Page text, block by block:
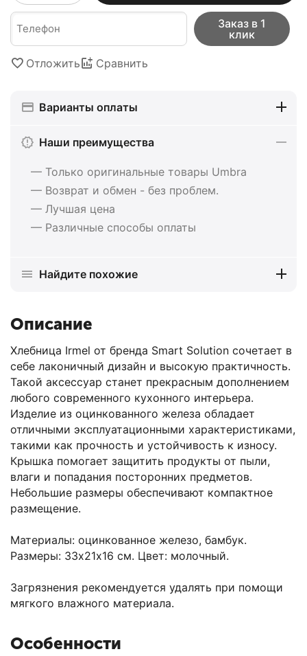
Заказ в 1
клик
Отложить Сравнить
Варианты оплаты
Наши преимущества
— Только оригинальные товары Umbra
— Возврат и обмен - без проблем.
— Лучшая цена
— Различные способы оплаты
Найдите похожие
Описание
Хлебница Irmel от бренда Smart Solution сочетает в
себе лаконичный дизайн и высокую практичность.
Такой аксессуар станет прекрасным дополнением
любого современного кухонного интерьера.
Изделие из оцинкованного железа обладает
отличными эксплуатационными характеристиками,
такими как прочность и устойчивость к износу.
Крышка помогает защитить продукты от пыли,
влаги и попадания посторонних предметов.
Небольшие размеры обеспечивают компактное
размещение.
Материалы: оцинкованное железо, бамбук.
Размеры: 33х21х16 см. Цвет: молочный.
Загрязнения рекомендуется удалять при помощи
мягкого влажного материала.
Особенности